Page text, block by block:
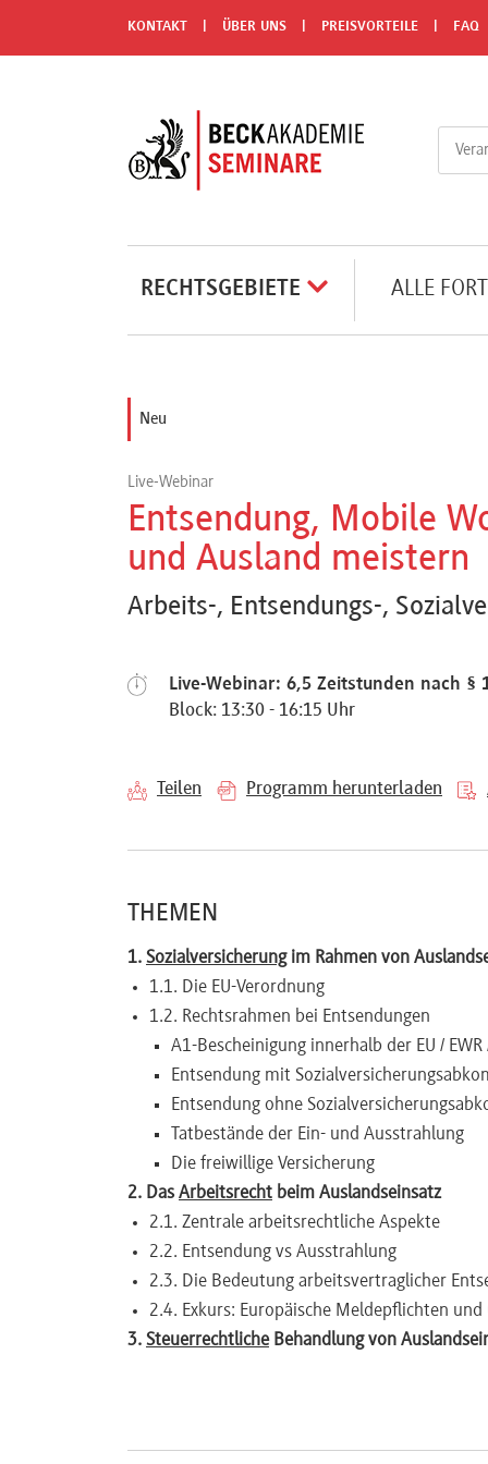
KONTAKT ÜBER UNS PREISVORTEILE FAQ
Preisvorteile
RECHTSGEBIETE ALLE
Neu
Live-Webinar
Entsendung, Mobile
und Ausland meistern
Arbeits-, Entsendungs-,
Live-Webinar: 6,5 Zeitstunden nach §
Block: 13:30 - 16:15 Uhr
Teilen Programm herunterladen
THEMEN
1. Sozialversicherungim Rahmen von
1.1. Die EU-Verordnung
1.2. Rechtsrahmen bei Entsendungen
A1-Bescheinigung innerhalb der EU / EWR
Entsendung mit
Entsendung ohne
Tatbestände der Ein- und Ausstrahlung
Die freiwillige Versicherung
2. Das Arbeitsrecht beim Auslandseinsatz
2.1. Zentrale arbeitsrechtliche Aspekte
2.2. Entsendung vs Ausstrahlung
2.3. Die Bedeutung arbeitsvertraglicher
2.4. Exkurs: Europäische Meldepflichten
3. SteuerrechtlicheBehandlung von
3.1. Besteuerung von Arbeitseinkünften